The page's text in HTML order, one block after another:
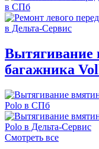
багажника
Смотреть все